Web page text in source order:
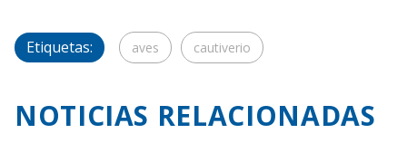
Etiquetas: aves cautiverio
NOTICIAS RELACIONADAS